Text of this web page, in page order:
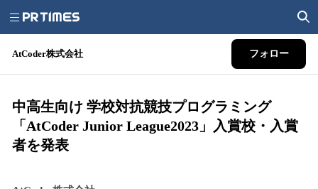
AtCoder株式会社 フォロー
中高生向け 学校対抗競技プログラミング
「AtCoder Junior League2023」入賞校・入賞
者を発表